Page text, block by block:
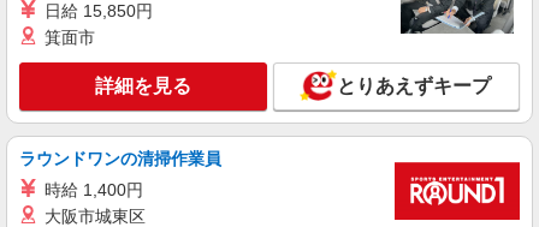
246,400円 （日勤シフト10時〜19時 週5日勤務の
兵庫県神戸市中央区 ★上記以外にも多数派遣
キープ 詳細を見る
派遣社員
LAPI-Staff株式会社 関西エリア/軽作業
ギフト・ゲーム等のシール貼り・包装・仕分け
日給 15,850円
箕面市
詳細を見る とりあえずキープ
ラウンドワンの清掃作業員
時給 1,400円
大阪市城東区